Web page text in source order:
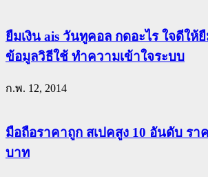
ยืมเงิน ais วันทูคอล กดอะไร ใจดีให้
ข้อมูลวิธีใช้ ทำความเข้าใจระบบ
ก.พ. 12, 2014
มือถือราคาถูก สเปคสูง 10 อันดับ รา
บาท